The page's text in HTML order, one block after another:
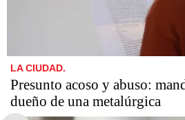
LA CIUDAD.
Presunto acoso y abuso:
dueño de una metalúrgica